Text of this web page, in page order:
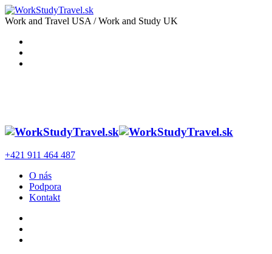
Work and Travel USA / Work and Study UK
+421 911 464 487
O nás
Podpora
Kontakt